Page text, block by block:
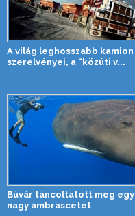
A világ leghosszabb kamion
szerelvényei, a “közúti v...
Búvár táncoltatott meg egy
nagy ámbráscetet